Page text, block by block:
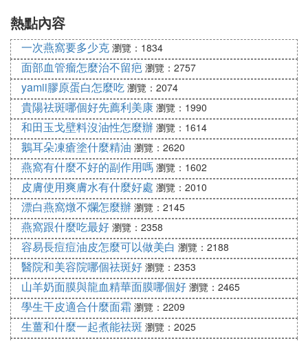
以患者雙側耳部肺穴為主穴，配以神門、交感、內分
泌、皮質下穴，埋王不留行籽，外用膠布固定，每日
按摩各穴3次，每次約10分鍾。
少吃甜食、脂肪，忌酒及辛辣刺激性食物，多食蔬菜
如豆芽、油菜、茼蒿、冬瓜、絲瓜、苦瓜以及水果，
常飲綠豆湯，多食含植物纖維的食品。
中醫拔罐是通過物理的刺激和負壓人為造成毛細血管
破裂淤血，調動人體幹細胞修復功能，及壞死血細胞
吸收功能，能促進血液循環，激發精氣，調理氣血，
達到提高和調節人體免疫力的作用。中醫拔罐祛痘往
往與刺絡放血並用，在刺絡的基礎上拔罐，通過負壓
的吸收，使得出血增加，使得泄熱的力量增加。
如何化妝不加重痘痘危機
首先在化妝前，要注意臉部清潔，最好選用具有控
制、清潔油脂功能的潔面產品。而後，選擇不含油脂
配方的粉底。此外，補妝時也要注意，事先用吸油紙
吸去臉上油脂。最後，派對結束後的卸妝也是防止痘
痘加重的關鍵。
熱點內容
一次燕窩要多少克 瀏覽：1834
面部血管瘤怎麼治不留疤 瀏覽：2757
yamii膠原蛋白怎麼吃 瀏覽：2074
貴陽祛斑哪個好先薦利美康 瀏覽：1990
和田玉戈壁料沒油性怎麼辦 瀏覽：1614
鵝耳朵凍瘡塗什麼精油 瀏覽：2620
燕窩有什麼不好的副作用嗎 瀏覽：1602
皮膚使用爽膚水有什麼好處 瀏覽：2010
漂白燕窩燉不爛怎麼辦 瀏覽：2145
燕窩跟什麼吃最好 瀏覽：2358
容易長痘痘油皮怎麼可以做美白 瀏覽：2188
醫院和美容院哪個祛斑好 瀏覽：2353
山羊奶面膜與龍血精華面膜哪個好 瀏覽：2465
學生干皮適合什麼面霜 瀏覽：2209
生薑和什麼一起煮能祛斑 瀏覽：2025